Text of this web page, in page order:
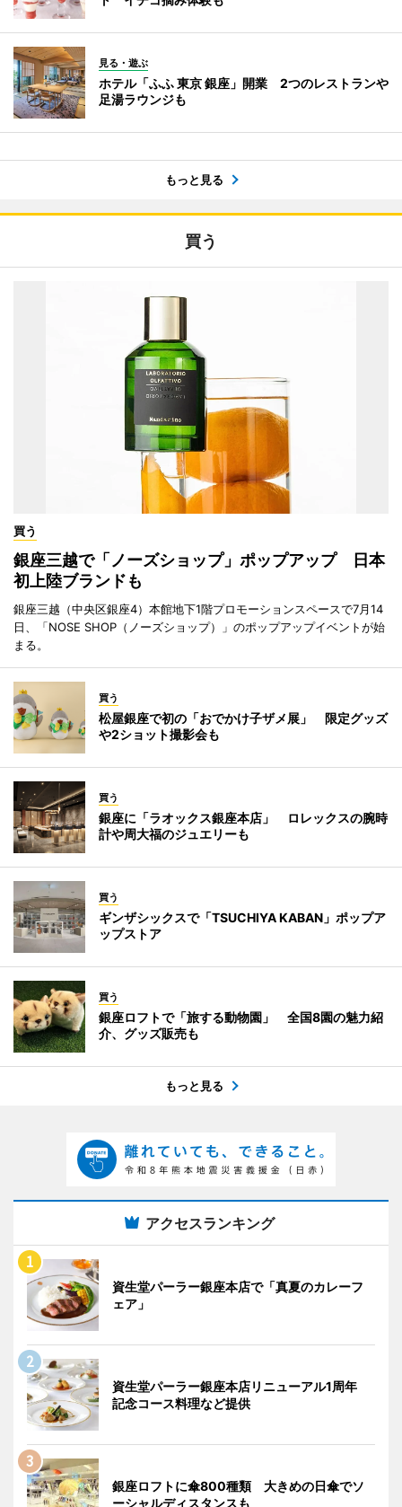
見る・遊ぶ
ホテル「ふふ 東京 銀座」開業 2つのレストランや
足湯ラウンジも
もっと見る
買う
買う
銀座三越で「ノーズショップ」ポップアップ 日本
初上陸ブランドも
銀座三越（中央区銀座4）本館地下1階プロモーションスペースで7月14
日、「NOSE SHOP（ノーズショップ）」のポップアップイベントが始
まる。
買う
松屋銀座で初の「おでかけ子ザメ展」 限定グッズ
や2ショット撮影会も
買う
銀座に「ラオックス銀座本店」 ロレックスの腕時
計や周大福のジュエリーも
買う
ギンザシックスで「TSUCHIYA KABAN」ポップア
ップストア
買う
銀座ロフトで「旅する動物園」 全国8園の魅力紹
介、グッズ販売も
もっと見る
アクセスランキング
資生堂パーラー銀座本店で「真夏のカレーフ
ェア」
資生堂パーラー銀座本店リニューアル1周年
記念コース料理など提供
銀座ロフトに傘800種類 大きめの日傘でソ
ーシャルディスタンスも